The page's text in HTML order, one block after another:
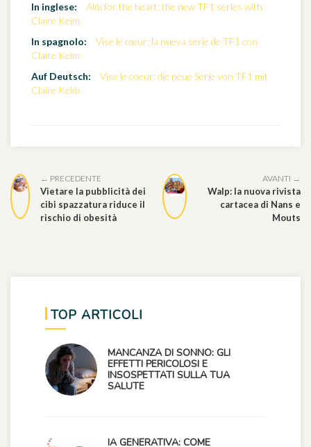
In inglese:
Aim for the heart: the new TF1 series with
Claire Keim
In spagnolo:
Vise le cœur: la nueva serie de TF1 con
Claire Keim
Auf Deutsch:
Vise le coeur: die neue Serie von TF1 mit
Claire Keim
← PRECEDENTE
Vietare la pubblicità dei
cibi spazzatura riduce il
rischio di obesità
AVANTI →
Walp: la nuova rivista
cartacea di Nans e
Mouts
TOP ARTICOLI
MANCANZA DI SONNO: GLI
EFFETTI PERICOLOSI E
INSOSPETTATI SULLA TUA
SALUTE
IA GENERATIVA: COME